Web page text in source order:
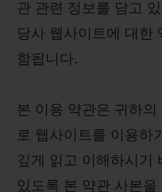
관 관련 정보를 담고
당사 웹사이트에 대한
함됩니다.
본 이용 약관은 귀하
로 웹사이트를 이용하
깊게 읽고 이해하시기
있도록 본 약관 사본